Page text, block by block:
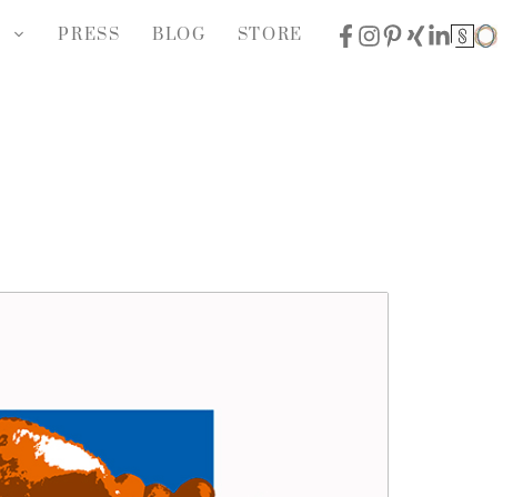
PRESS BLOG STORE